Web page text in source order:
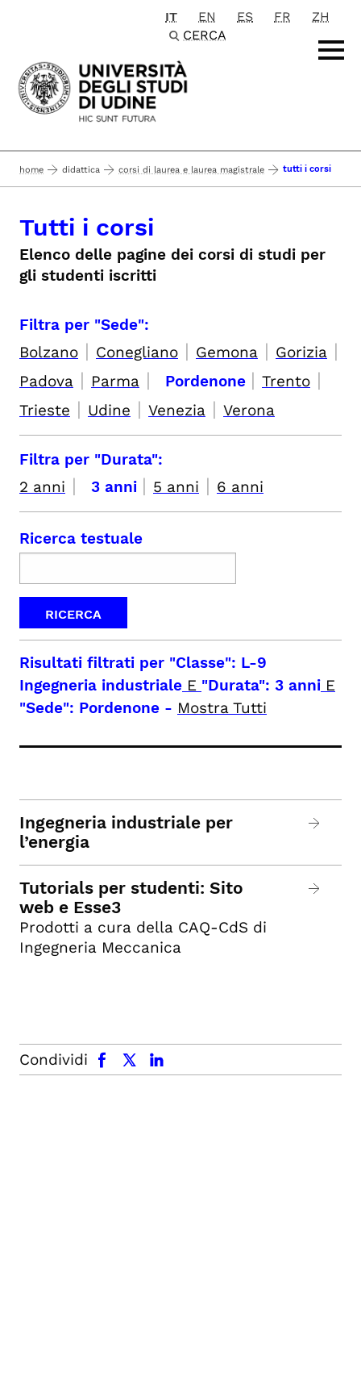
Passa al contenuto principale
IT EN ES FR
ZH
CERCA
home didattica corsi di laurea e laurea magistrale tutti i corsi
Tutti i corsi
Elenco delle pagine dei corsi di studi per
gli studenti iscritti
Filtra per "Sede":
Bolzano | Conegliano | Gemona | Gorizia |
Padova | Parma | Pordenone | Trento |
Trieste | Udine | Venezia | Verona
Filtra per "Durata":
2 anni | 3 anni | 5 anni | 6 anni
Ricerca testuale
Risultati filtrati per "Classe": L-9
Ingegneria industriale E "Durata": 3 anni E
"Sede": Pordenone - Mostra Tutti
Ingegneria industriale per
l’energia
Tutorials per studenti: Sito
web e Esse3
Prodotti a cura della CAQ-CdS di
Ingegneria Meccanica
Condividi
facebook x.com linkedin